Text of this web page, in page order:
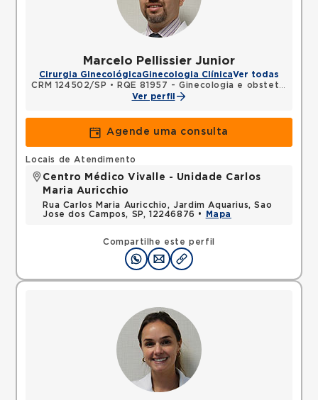
Marcelo Pellissier Junior
Cirurgia GinecológicaGinecologia ClínicaVer todas
CRM 124502/SP •
RQE 81957 - Ginecologia e obstetrícia
Ver perfil
Agende uma consulta
Compartilhe este perfil
Locais de Atendimento
Centro Médico Vivalle - Unidade Carlos
Maria Auricchio
Rua Carlos Maria Auricchio, Jardim Aquarius, Sao
Jose dos Campos, SP, 12246876 •
Mapa